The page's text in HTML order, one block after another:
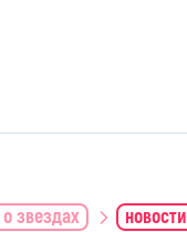
звездах новости